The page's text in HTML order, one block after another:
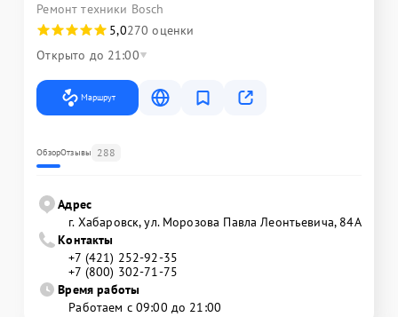
Ремонт техники Bosch
5,0270 оценки
Открыто до 21:00
Маршрут
ОбзорОтзывы 288
Адрес
г. Хабаровск, ул. Морозова Павла Леонтьевича, 84А
Контакты
+7 (421) 252-92-35
+7 (800) 302-71-75
Время работы
Работаем с 09:00 до 21:00